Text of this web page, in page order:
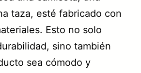
taza, esté fabricado con
Esto no solo
sino también
sea cómodo y